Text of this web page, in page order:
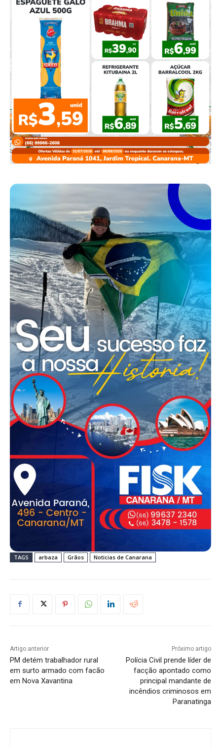
TAGS arbaza Grãos Noticias de Canarana
Artigo anterior
PM detém trabalhador rural
em surto armado com facão
em Nova Xavantina
Próximo artigo
Polícia Civil prende líder de
facção apontado como
principal mandante de
incêndios criminosos em
Paranatinga